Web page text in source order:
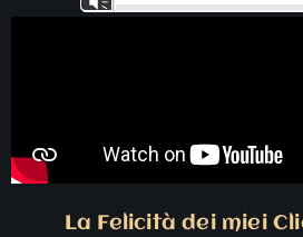
La Felicità dei miei